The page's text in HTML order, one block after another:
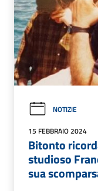
NOTIZIE
15 FEBBRAIO 2024
Bitonto
studioso
sua